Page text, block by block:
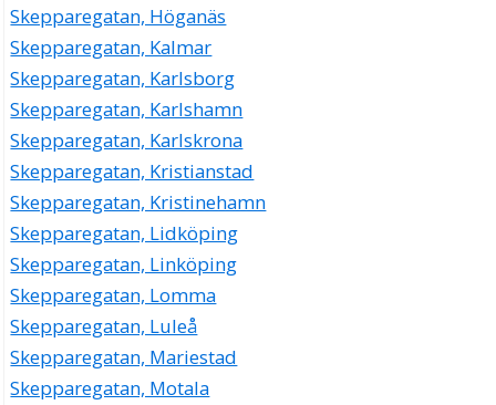
Skepparegatan, Höganäs
Skepparegatan, Kalmar
Skepparegatan, Karlsborg
Skepparegatan, Karlshamn
Skepparegatan, Karlskrona
Skepparegatan, Kristianstad
Skepparegatan, Kristinehamn
Skepparegatan, Lidköping
Skepparegatan, Linköping
Skepparegatan, Lomma
Skepparegatan, Luleå
Skepparegatan, Mariestad
Skepparegatan, Motala